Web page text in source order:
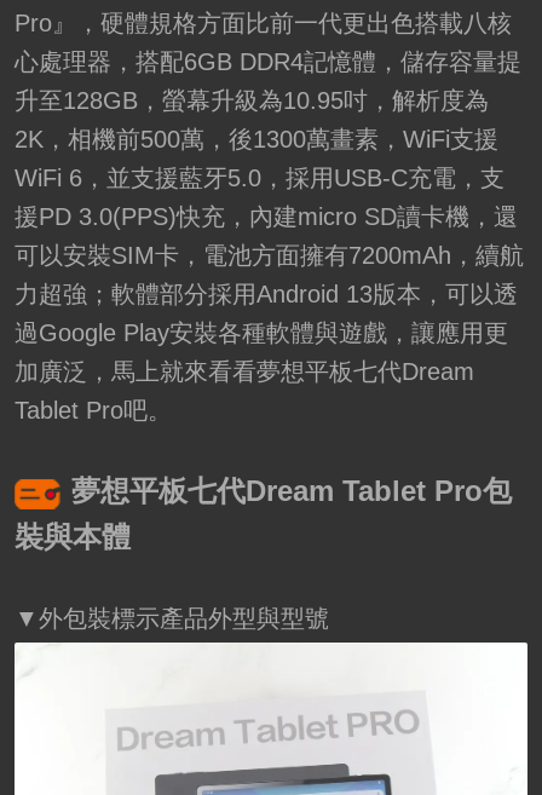
Pro』，硬體規格方面比前一代更出色搭載八核
心處理器，搭配6GB DDR4記憶體，儲存容量提
升至128GB，螢幕升級為10.95吋，解析度為
2K，相機前500萬，後1300萬畫素，WiFi支援
WiFi 6，並支援藍牙5.0，採用USB-C充電，支
援PD 3.0(PPS)快充，內建micro SD讀卡機，還
可以安裝SIM卡，電池方面擁有7200mAh，續航
力超強；軟體部分採用Android 13版本，可以透
過Google Play安裝各種軟體與遊戲，讓應用更
加廣泛，馬上就來看看夢想平板七代Dream
Tablet Pro吧。
夢想平板七代Dream Tablet Pro包
裝與本體
▼外包裝標示產品外型與型號